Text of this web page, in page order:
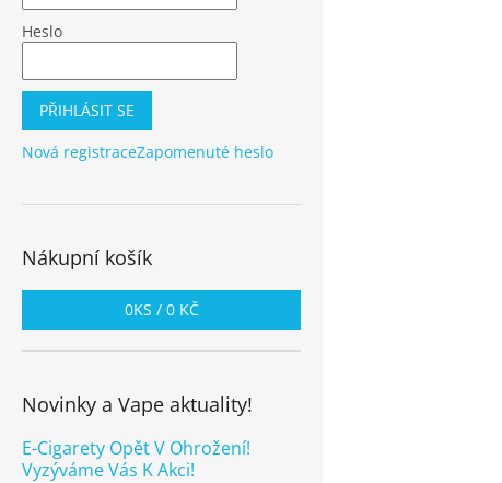
Heslo
PŘIHLÁSIT SE
Nová registraceZapomenuté heslo
Nákupní košík
0KS / 0 KČ
Novinky a Vape aktuality!
E-Cigarety Opět V Ohrožení!
Vyzýváme Vás K Akci!